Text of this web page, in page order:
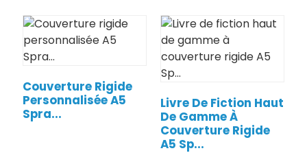
Couverture Rigide
Personnalisée A5
Spra...
Livre De Fiction Haut
De Gamme À
Couverture Rigide
A5 Sp...